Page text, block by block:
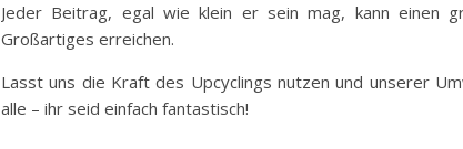
Jeder Beitrag, egal wie klein er sein mag, kann einen
Großartiges erreichen.
Lasst uns die Kraft des Upcyclings nutzen und unserer
alle – ihr seid einfach fantastisch!